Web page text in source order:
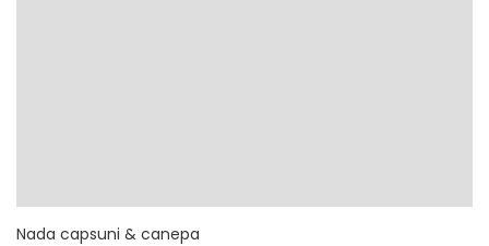
Nada capsuni & canepa